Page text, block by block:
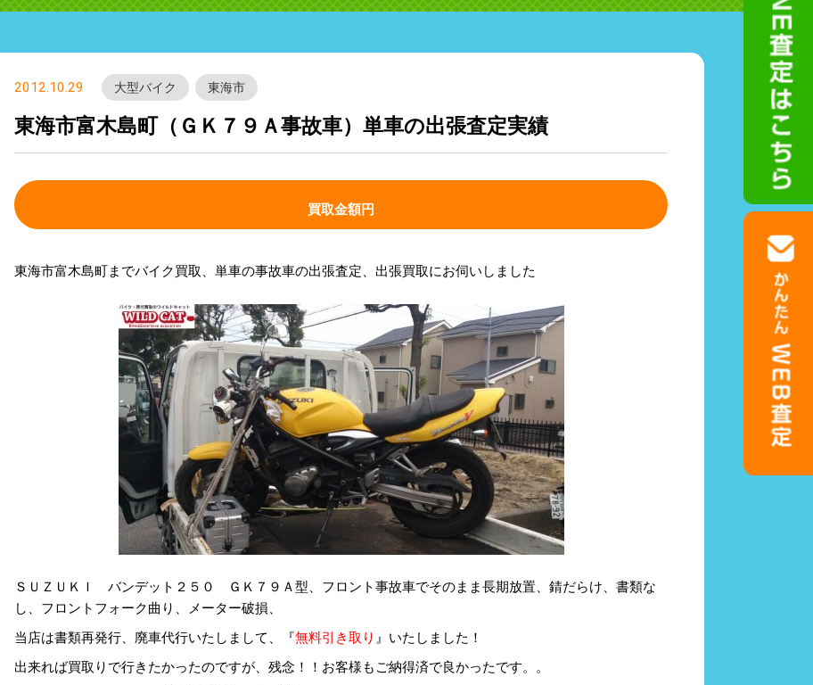
2012.10.29 大型バイク 東海市
東海市富木島町（ＧＫ７９Ａ事故車）単車の出張査定実績
買取金額円
東海市富木島町までバイク買取、単車の事故車の出張査定、出張買取にお伺いしました
ＳＵＺＵＫＩ バンデット２５０ ＧＫ７９Ａ型、フロント事故車でそのまま長期放置、錆だらけ、書類な
し、フロントフォーク曲り、メーター破損、
当店は書類再発行、廃車代行いたしまして、『無料引き取り 』いたしました！
出来れば買取りで行きたかったのですが、残念！！お客様もご納得済で良かったです。。